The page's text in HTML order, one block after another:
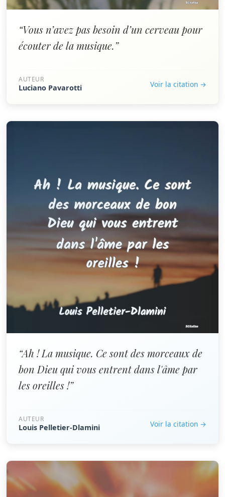
“Vous n’avez pas besoin d’un cerveau pour
écouter de la musique.”
AUTEUR
Luciano Pavarotti Voir la citation →
“Ah ! La musique. Ce sont des morceaux de
bon Dieu qui vous entrent dans l'âme par
les oreilles !”
AUTEUR
Louis Pelletier-Dlamini Voir la citation →